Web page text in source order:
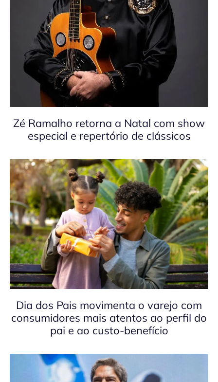
Zé Ramalho retorna a Natal com show
especial e repertório de clássicos
Dia dos Pais movimenta o varejo com
consumidores mais atentos ao perfil do
pai e ao custo-benefício